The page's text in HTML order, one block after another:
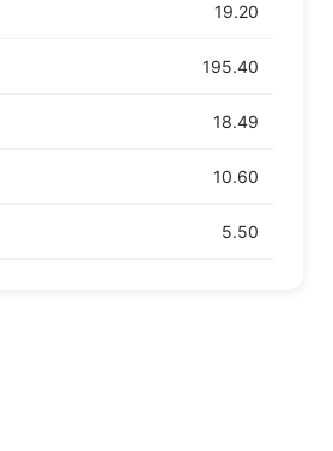
19.20
195.40
18.49
10.60
5.50